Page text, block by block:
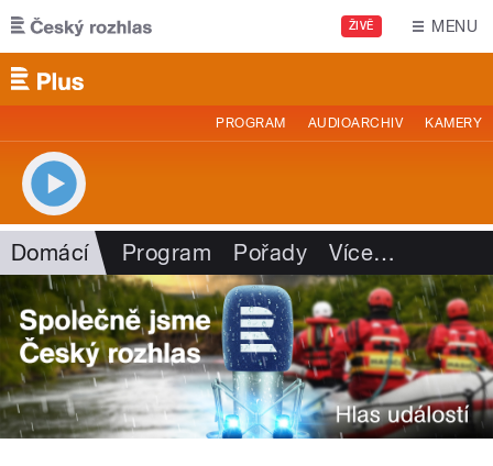
Přejít k hlavnímu obsahu
ŽIVĚ MENU
PROGRAM AUDIOARCHIV KAMERY
Domácí Program Pořady Více…